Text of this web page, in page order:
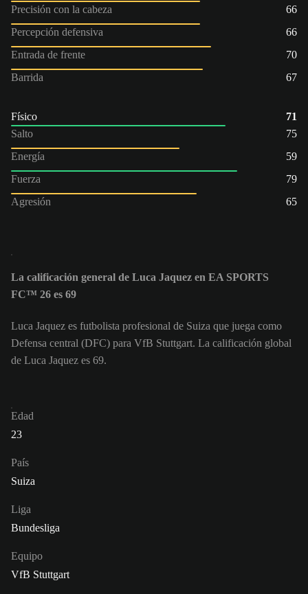
Precisión con la cabeza
66
Percepción defensiva
66
Entrada de frente
70
Barrida
67
Físico
71
Salto
75
Energía
59
Fuerza
79
Agresión
65
La calificación general de Luca Jaquez en EA SPORTS
FC™ 26 es 69
Luca Jaquez es futbolista profesional de Suiza que juega como
Defensa central (DFC) para VfB Stuttgart. La calificación global
de Luca Jaquez es 69.
Edad
23
País
Suiza
Liga
Bundesliga
Equipo
VfB Stuttgart